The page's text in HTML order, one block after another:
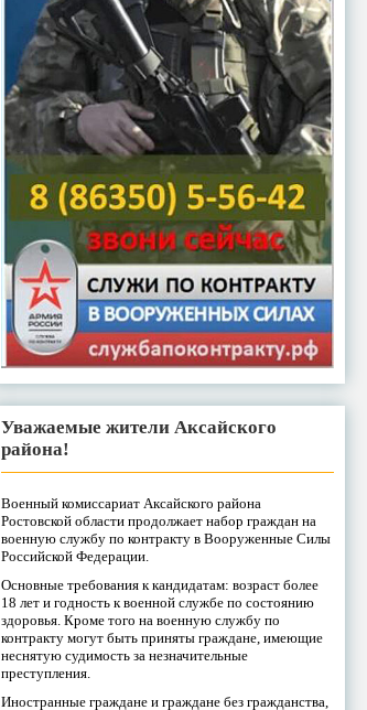
Уважаемые жители Аксайского
района!
Военный комиссариат Аксайского района
Ростовской области продолжает набор граждан на
военную службу по контракту в Вооруженные Силы
Российской Федерации.
Основные требования к кандидатам: возраст более
18 лет и годность к военной службе по состоянию
здоровья. Кроме того на военную службу по
контракту могут быть приняты граждане, имеющие
неснятую судимость за незначительные
преступления.
Иностранные граждане и граждане без гражданства,